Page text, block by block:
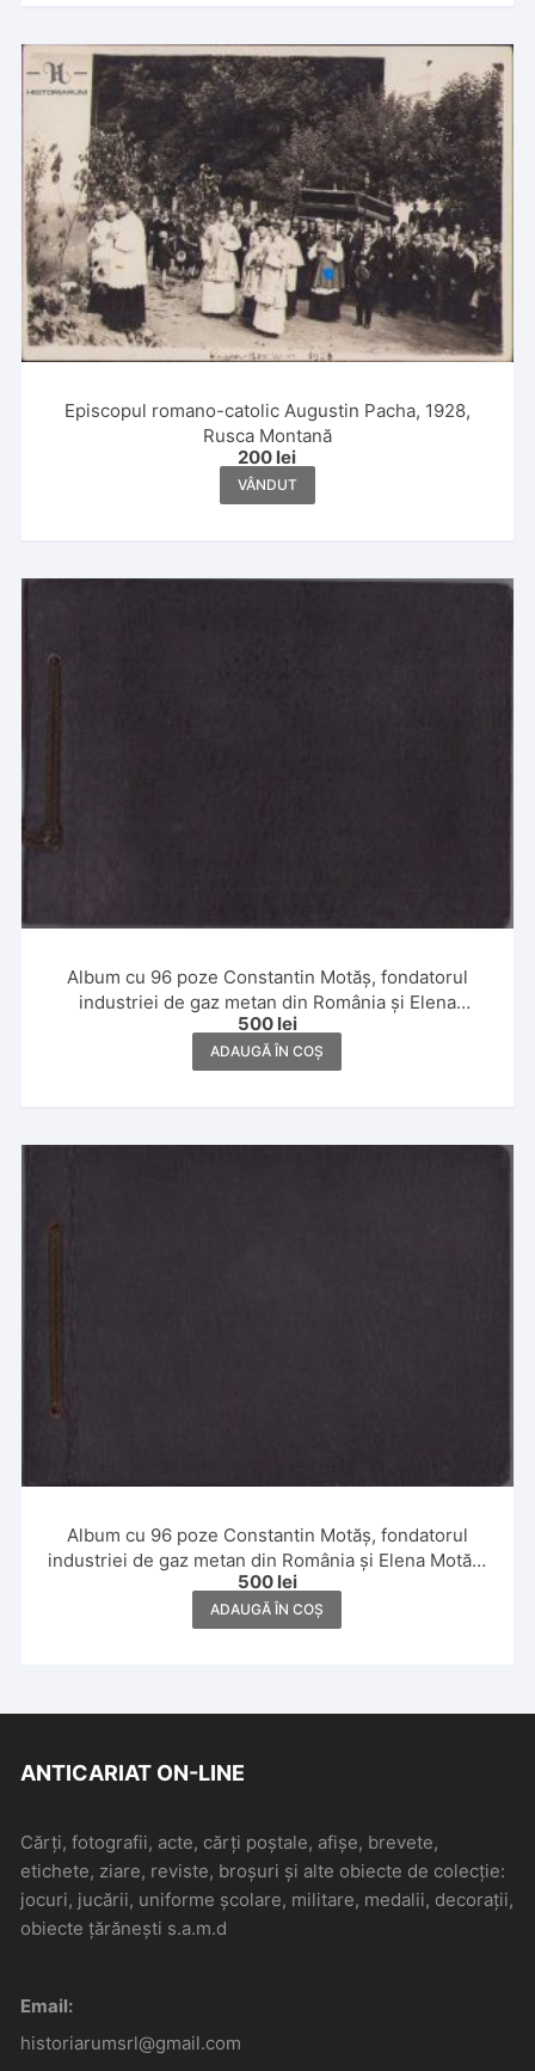
Episcopul romano-catolic Augustin Pacha, 1928,
Rusca Montană
200 lei
VÂNDUT
Album cu 96 poze Constantin Motăș, fondatorul
industriei de gaz metan din România și Elena
Motăș,1930 și 1931, Banat, Ada Kaleh, Slănic, Poiana
Brașov și Italia
500 lei
ADAUGĂ ÎN COȘ
Album cu 96 poze Constantin Motăș, fondatorul
industriei de gaz metan din România și Elena Motăș,
1929, Constanța, Giurgiu, Sibiu, Tușnad, Șuici,
Făgăraș și Dragoslavele
500 lei
ADAUGĂ ÎN COȘ
ANTICARIAT ON-LINE
Cărți, fotografii, acte, cărți poștale, afișe, brevete,
etichete, ziare, reviste, broșuri și alte obiecte de colecție:
jocuri, jucării, uniforme școlare, militare, medalii, decorații,
obiecte țărănești s.a.m.d
Email:
historiarumsrl@gmail.com